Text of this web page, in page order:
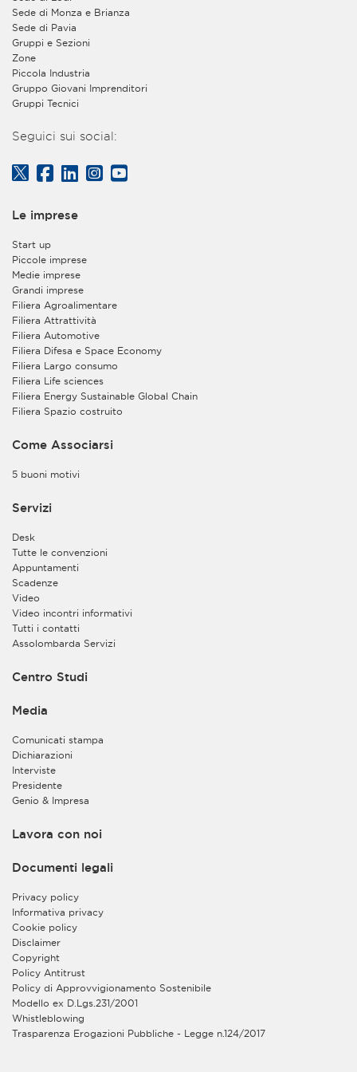
privacy@assolombarda.it
privacy@assolombardaservizi.it
personali
a) L’Associazione tratterà i Suoi dati per quanto
necessario a dare corso alla registrazione sul proprio
gratuitamente agli utenti registrati ma non
all’Associazione. Tra tali servizi è ricompresa la facoltà
di iscrizione e partecipazione a convegni o eventi
modalità tradizionali in presenza oppure in forma di
giuridica del trattamento è l’esecuzione della Sua
richiesta di registrazione nonché, in caso di iscrizione
ad un convegno o webinar tramite la Sua utenza
personale, l’esecuzione della Sua richiesta di iscrizione
al suddetto convegno, seminario o evento e la
gestione della Sua partecipazione ad esso. Il
conferimento di tali dati è facoltativo, ma, in
mancanza, non sarà possibile eseguire la Sua richiesta
di registrazione e/o di partecipazione al convegno,
seminario o evento medesimo.
Inoltre, sulla base del legittimo interesse del Titolare a
essere trattati per finalità di esecuzione degli scopi
Lei potrà interrompere in qualsiasi momento l’invio di
privacy@assolombarda.it
informazioni necessarie per l’esercizio dei Suoi diritti
nel successivo paragrafo “Diritti degli interessati”.
Il Titolare potrà inoltre trattare i Suoi dati personali per
finalità di tutela e difesa dei propri diritti.
Contitolare Assolombarda Servizi S.p.A. Società
dei dati all’interno del CRM allo scopo di conservare i
migliorare così il supporto e i servizi forniti alle
imprese, anche sviluppando nuovi servizi sulla base
delle esigenze individuate.
Inoltre, sia al fine di valorizzare la complementarietà
sia al fine di semplificare l’esperienza degli utenti,
alle informazioni e all’erogazione dei rispettivi servizi
all’interno del CRM la gestione della Sua utenza per
l’accesso alle aree riservate dei loro rispettivi siti web.
In tal modo, Lei potrà accedere alle suddette aree
riservate con la medesima utenza, previo
completamento della procedura di registrazione sui
rispettivi siti web. L’erogazione agli utenti registrati dei
servizi on line sui siti web dei Contitolari è invece
esclusa dalla contitolarità ed è gestita in autonomia da
ciascuno dei due enti quale autonomo titolare del
trattamento.
Sede di Monza e Brianza
Sede di Pavia
Gruppi e Sezioni
Zone
Piccola Industria
Gruppo Giovani Imprenditori
Gruppi Tecnici
Seguici sui social:
Le imprese
Start up
Piccole imprese
Medie imprese
Grandi imprese
Filiera Agroalimentare
Filiera Attrattività
Filiera Automotive
Filiera Difesa e Space Economy
Filiera Largo consumo
Filiera Life sciences
Filiera Energy Sustainable Global Chain
Filiera Spazio costruito
Come Associarsi
5 buoni motivi
Servizi
Desk
Tutte le convenzioni
Appuntamenti
Scadenze
Video
Video incontri informativi
Tutti i contatti
Assolombarda Servizi
Centro Studi
Media
Comunicati stampa
Dichiarazioni
Interviste
Presidente
Genio & Impresa
Lavora con noi
Documenti legali
Privacy policy
Informativa privacy
Cookie policy
Disclaimer
Copyright
Policy Antitrust
Policy di Approvvigionamento Sostenibile
Modello ex D.Lgs.231/2001
Whistleblowing
Trasparenza Erogazioni Pubbliche - Legge n.124/2017